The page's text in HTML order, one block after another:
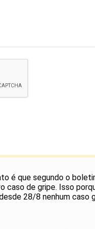
é que segundo o
caso de gripe. Isso
28/8 nenhum caso